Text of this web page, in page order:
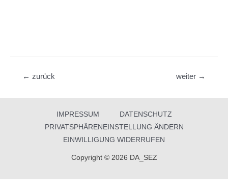
Beitragsnavigation
← zurück weiter →
IMPRESSUM
DATENSCHUTZ
PRIVATSPHÄRENEINSTELLUNG ÄNDERN
EINWILLIGUNG WIDERRUFEN
Copyright © 2026 DA_SEZ